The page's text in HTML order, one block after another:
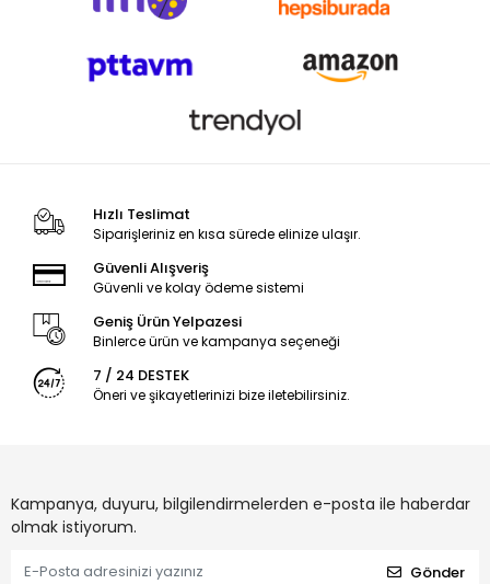
Hızlı Teslimat
Siparişleriniz en kısa sürede elinize ulaşır.
Güvenli Alışveriş
Güvenli ve kolay ödeme sistemi
Geniş Ürün Yelpazesi
Binlerce ürün ve kampanya seçeneği
7 / 24 DESTEK
Öneri ve şikayetlerinizi bize iletebilirsiniz.
Kampanya, duyuru, bilgilendirmelerden e-posta ile haberdar
olmak istiyorum.
Gönder